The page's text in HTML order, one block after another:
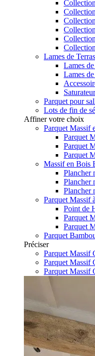
Lames de
Lames
Lames
Saturateur
Parquet pour
Lots de fin de
Affiner votre choix
Parquet Massif
Parquet
Parquet
Parquet
Massif en Bois
Plancher
Plancher
Plancher
Parquet Massif
Point de
Parquet
Parquet
Parquet
Préciser
Parquet Massif
Parquet Massif
Parquet Massif